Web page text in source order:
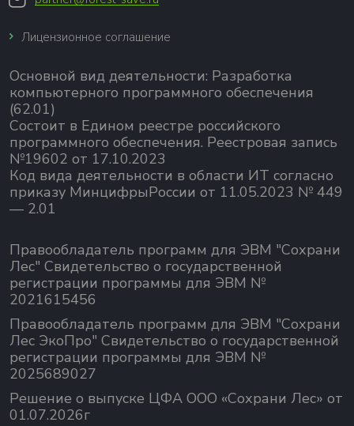
Лицензионное соглашение
Основной вид деятельности: Разработка
компьютерного программного обеспечения
(62.01)
Состоит в Едином реестре российского
программного обеспечения. Реестровая запись
№19602 от 17.10.2023
Код вида деятельности в области ИТ согласно
приказу МинцифрыРоссии от 11.05.2023 № 449
— 2.01
Правообладатель программ для ЭВМ "Сохрани
Лес" Свидетельство о государственной
регистрации программы для ЭВМ №
2021615456
Правообладатель программ для ЭВМ "Сохрани
Лес ЭкоПро" Свидетельство о государственной
регистрации программы для ЭВМ №
2025689027
Решение о выпуске ЦФА ООО «Сохрани Лес» от
01.07.2026г